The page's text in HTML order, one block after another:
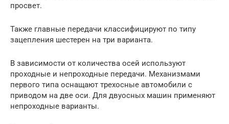
просвет.
Также главные передачи классифицируют по типу
зацепления шестерен на три варианта.
В зависимости от количества осей используют
проходные и непроходные передачи. Механизмами
первого типа оснащают трехосные автомобили с
приводом на две оси. Для двуосных машин применяют
непроходные варианты.